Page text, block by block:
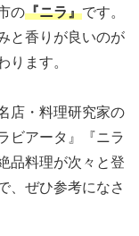
の『ニラ』です。
と香りが良いのが
ります。
店・料理研究家の
ビアータ』『ニラ
品料理が次々と登
、ぜひ参考になさ